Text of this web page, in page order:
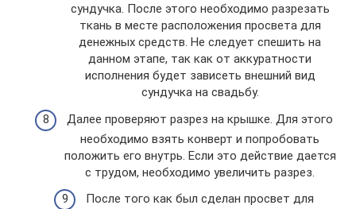
сундучка. После этого необходимо разрезать
ткань в месте расположения просвета для
денежных средств. Не следует спешить на
данном этапе, так как от аккуратности
исполнения будет зависеть внешний вид
сундучка на свадьбу.
Далее проверяют разрез на крышке. Для этого
необходимо взять конверт и попробовать
положить его внутрь. Если это действие дается
с трудом, необходимо увеличить разрез.
После того как был сделан просвет для